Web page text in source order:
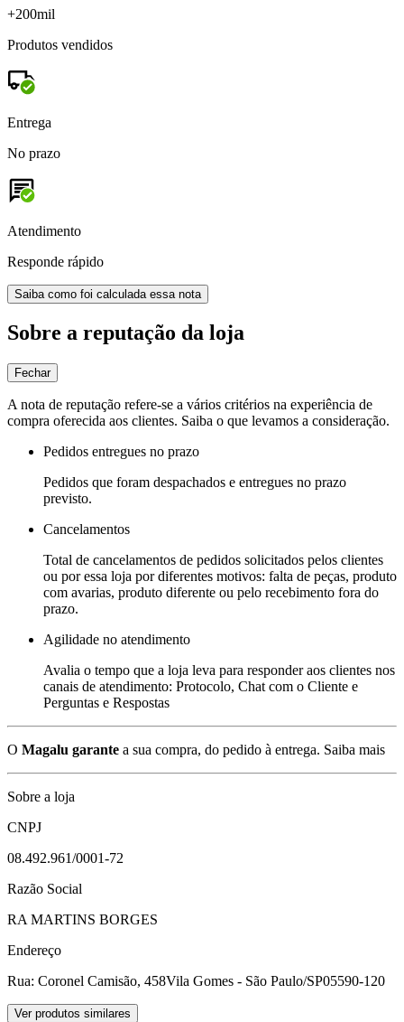
+200mil
Produtos vendidos
Entrega
No prazo
Atendimento
Responde rápido
Saiba como foi calculada essa nota
Sobre a reputação da loja
Fechar
A nota de reputação refere-se a vários critérios na experiência de
compra oferecida aos clientes. Saiba o que levamos a consideração.
Pedidos entregues no prazo
Pedidos que foram despachados e entregues no prazo
previsto.
Cancelamentos
Total de cancelamentos de pedidos solicitados pelos clientes
ou por essa loja por diferentes motivos: falta de peças, produto
com avarias, produto diferente ou pelo recebimento fora do
prazo.
Agilidade no atendimento
Avalia o tempo que a loja leva para responder aos clientes nos
canais de atendimento: Protocolo, Chat com o Cliente e
Perguntas e Respostas
O Magalu garante a sua compra, do pedido à entrega. Saiba mais
Sobre a loja
CNPJ
08.492.961/0001-72
Razão Social
RA MARTINS BORGES
Endereço
Rua: Coronel Camisão, 458Vila Gomes - São Paulo/SP05590-120
Ver produtos similares